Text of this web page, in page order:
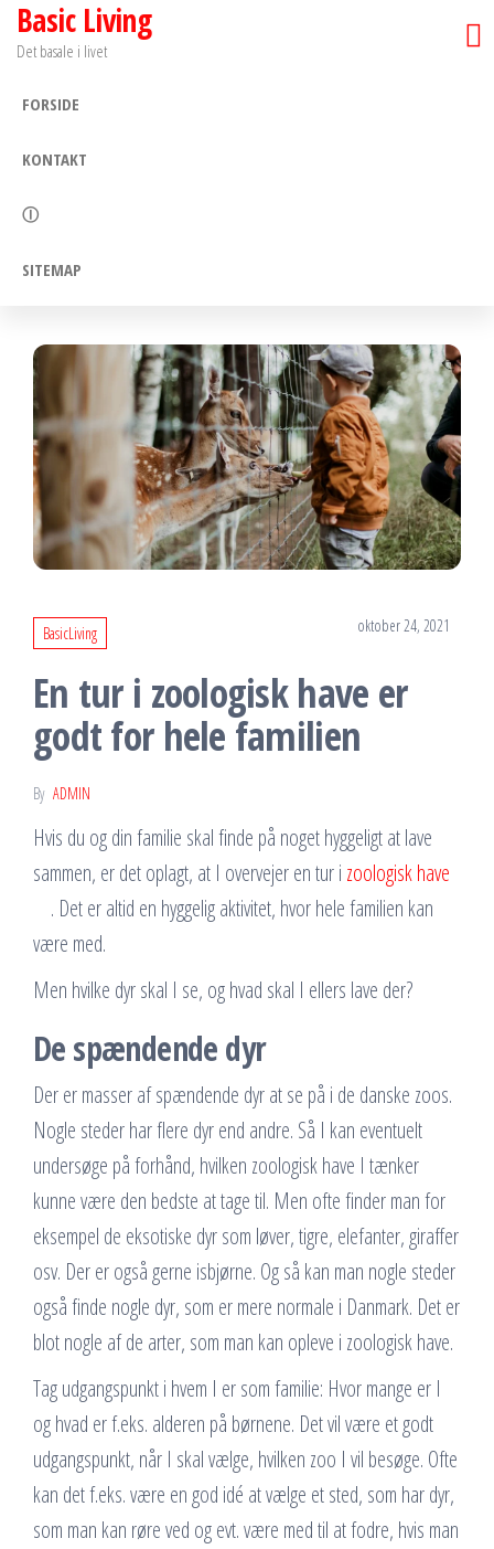
SkipBasic Living
Det basale i livet
FORSIDE
KONTAKT
Ⓘ
SITEMAP
BasicLiving oktober 24, 2021
En tur i zoologisk have er
godt for hele familien
By ADMIN
Hvis du og din familie skal finde på noget hyggeligt at lave
sammen, er det oplagt, at I overvejer en tur i zoologisk have
. Det er altid en hyggelig aktivitet, hvor hele familien kan
være med.
Men hvilke dyr skal I se, og hvad skal I ellers lave der?
De spændende dyr
Der er masser af spændende dyr at se på i de danske zoos.
Nogle steder har flere dyr end andre. Så I kan eventuelt
undersøge på forhånd, hvilken zoologisk have I tænker
kunne være den bedste at tage til. Men ofte finder man for
eksempel de eksotiske dyr som løver, tigre, elefanter, giraffer
osv. Der er også gerne isbjørne. Og så kan man nogle steder
også finde nogle dyr, som er mere normale i Danmark. Det er
blot nogle af de arter, som man kan opleve i zoologisk have.
Tag udgangspunkt i hvem I er som familie: Hvor mange er I
og hvad er f.eks. alderen på børnene. Det vil være et godt
udgangspunkt, når I skal vælge, hvilken zoo I vil besøge. Ofte
kan det f.eks. være en god idé at vælge et sted, som har dyr,
som man kan røre ved og evt. være med til at fodre, hvis man